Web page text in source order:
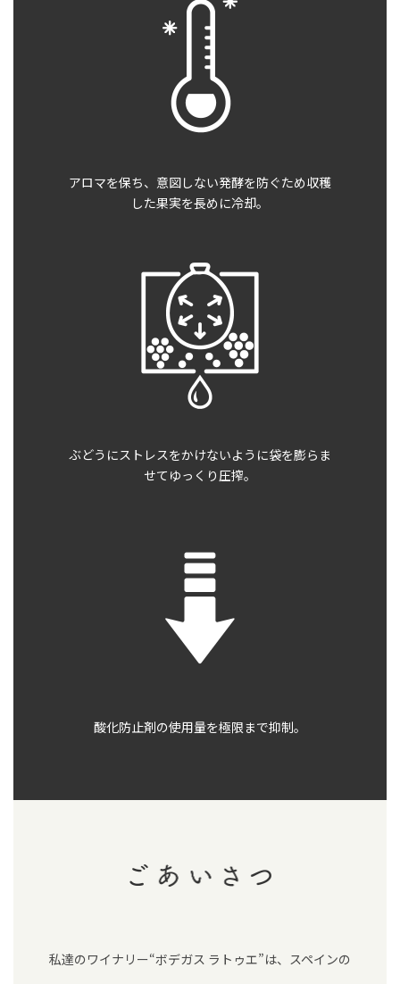
アロマを保ち、意図しない発酵を防ぐため収穫
した果実を長めに冷却。
ぶどうにストレスをかけないように袋を膨らま
せて ゆっくり圧搾。
酸化防止剤の使用量を極限まで抑制。
私達のワイナリー“ボデガス ラトゥエ”は、スペインの